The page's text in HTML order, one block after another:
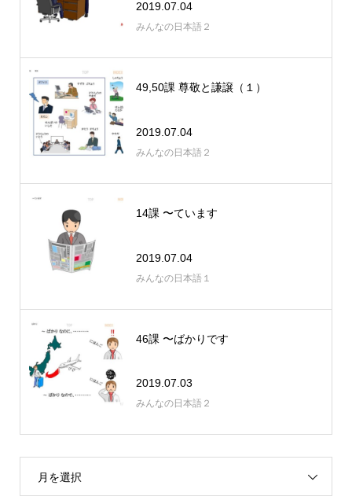
2019.07.04
みんなの日本語２
49,50課 尊敬と謙譲（１）
2019.07.04
みんなの日本語２
14課 〜ています
2019.07.04
みんなの日本語１
46課 〜ばかりです
2019.07.03
みんなの日本語２
月を選択